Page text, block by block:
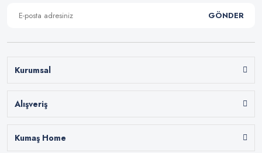
GÖNDER
Kurumsal
Alışveriş
Kumaş Home